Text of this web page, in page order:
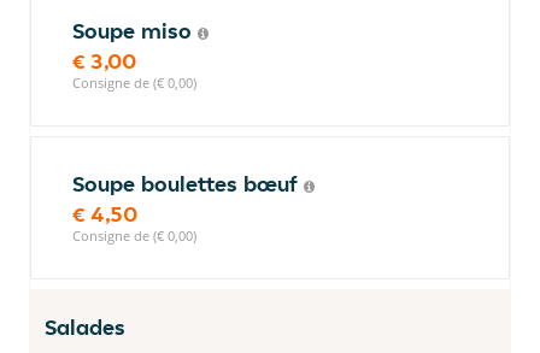
Soupe miso
€ 3,00
Consigne de (€ 0,00)
Soupe boulettes bœuf
€ 4,50
Consigne de (€ 0,00)
Salades